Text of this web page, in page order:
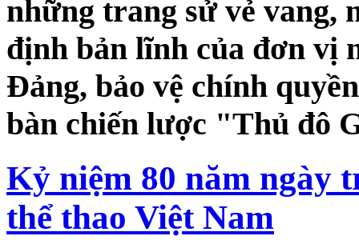
những trang sử vẻ vang,
định bản lĩnh của đơn vị
Đảng, bảo vệ chính
bàn chiến lược "Thủ đô
Kỷ niệm 80 năm ngày
thể thao Việt Nam